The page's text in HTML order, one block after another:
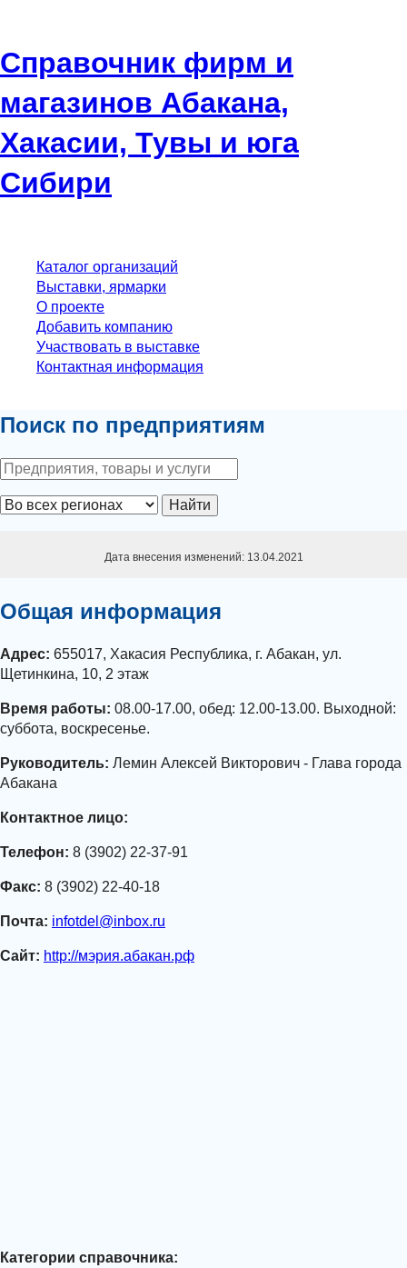
Справочник фирм и
магазинов Абакана,
Хакасии, Тувы и юга
Сибири
Каталог организаций
Выставки, ярмарки
О проекте
Добавить компанию
Участвовать в выставке
Контактная информация
Поиск по предприятиям
Найти
Дата внесения изменений: 13.04.2021
Общая информация
Адрес: 655017, Хакасия Республика, г. Абакан, ул.
Щетинкина, 10, 2 этаж
Время работы: 08.00-17.00, обед: 12.00-13.00. Выходной:
суббота, воскресенье.
Руководитель: Лемин Алексей Викторович - Глава города
Абакана
Контактное лицо:
Телефон: 8 (3902) 22-37-91
Факс: 8 (3902) 22-40-18
Почта: infotdel@inbox.ru
Сайт: http://мэрия.абакан.рф
Категории справочника: